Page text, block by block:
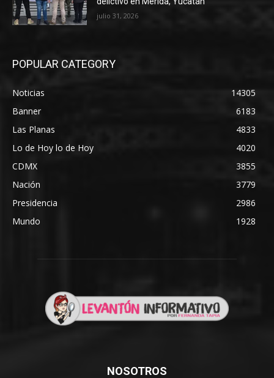
julio 31, 2026
POPULAR CATEGORY
Noticias
14305
Banner
6183
Las Planas
4833
Lo de Hoy lo de Hoy
4020
CDMX
3855
Nación
3779
Presidencia
2986
Mundo
1928
NOSOTROS